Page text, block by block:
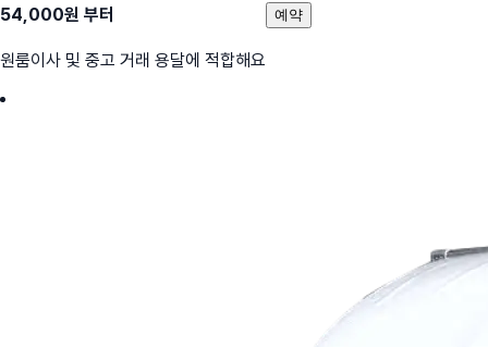
54,000원 부터
원룸이사 및 중고 거래 용달에 적합해요
예약